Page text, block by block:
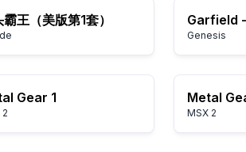
王（美版第1套）
Genesis
Gear 1
2 MSX 2